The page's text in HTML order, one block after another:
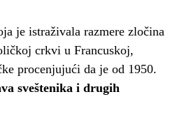
je istraživala razmere zločina
crkvi u Francuskoj,
procenjujući da je od 1950.
sveštenika i drugih